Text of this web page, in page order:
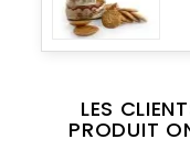
LES
PRODUIT